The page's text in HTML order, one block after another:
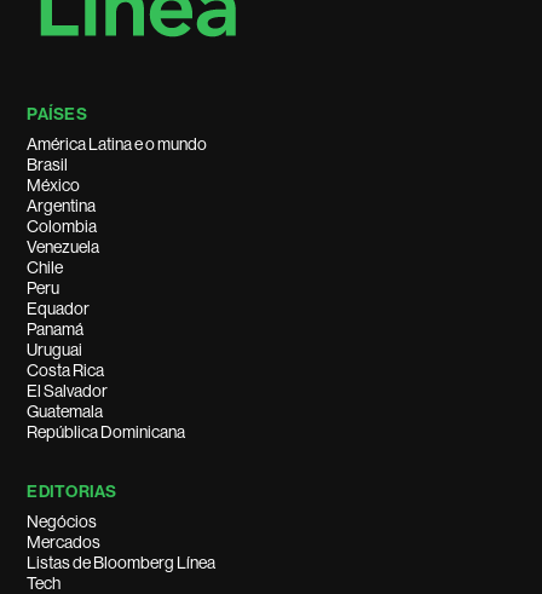
PAÍSES
América Latina e o mundo
Brasil
México
Argentina
Colombia
Venezuela
Chile
Peru
Equador
Panamá
Uruguai
Costa Rica
El Salvador
Guatemala
República Dominicana
EDITORIAS
Negócios
Mercados
Listas de Bloomberg Línea
Tech